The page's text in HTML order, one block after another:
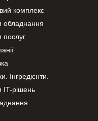
комплекс
обладнання
послуг
Інгредієнти.
IT-рішень